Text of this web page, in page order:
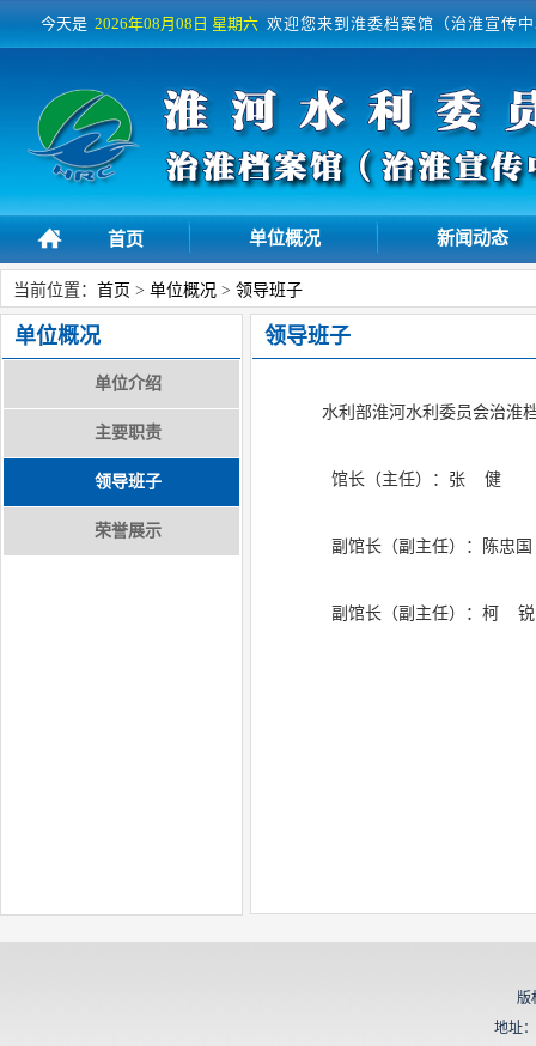
今天是 2026年08月08日 星期六 欢迎您来到淮委档案馆（治淮宣传
首页 单位概况 新闻动态
当前位置： 首页 > 单位概况 > 领导班子
单位概况
单位介绍
主要职责
领导班子
荣誉展示
领导班子
水利部淮河水利委员会治淮
馆长（主任）：张 健
副馆长（副主任）：陈忠国
副馆长（副主任）：柯 锐
版
地址